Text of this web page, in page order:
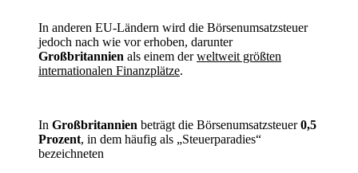
In anderen EU-Ländern wird die Börsenumsatzsteuer
jedoch nach wie vor erhoben, darunter
Großbritannien als einem derweltweit größten
internationalen Finanzplätze.
In Großbritannien beträgt die Börsenumsatzsteuer0,5
Prozent, in dem häufig als „Steuerparadies“
bezeichneten